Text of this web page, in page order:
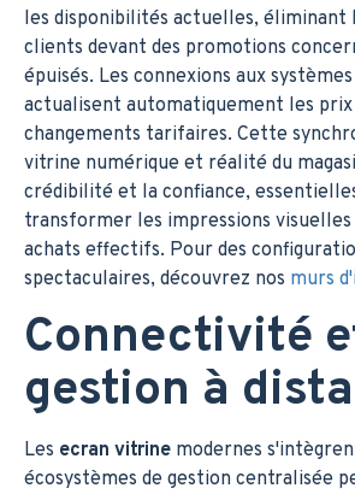
les disponibilités actuelles,
clients devant des promotions
épuisés. Les connexions aux systèmes
actualisent automatiquement les prix
changements tarifaires. Cette
vitrine numérique et réalité du
crédibilité et la confiance,
transformer les impressions
achats effectifs. Pour des
spectaculaires, découvrez nos murs
Connectivité
gestion à
Les ecran vitrine modernes
écosystèmes de gestion centralisée